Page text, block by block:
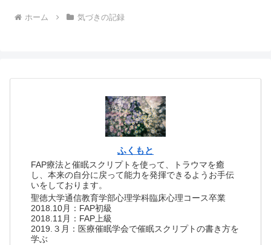
ホーム 気づきの記録
ふくもと
FAP療法と催眠スクリプトを使って、トラウマを癒
し、本来の自分に戻って能力を発揮できるようお手伝
いをしております。
聖徳大学通信教育学部心理学科臨床心理コース卒業
2018.10月：FAP初級
2018.11月：FAP上級
2019.３月：医療催眠学会で催眠スクリプトの書き方を
学ぶ